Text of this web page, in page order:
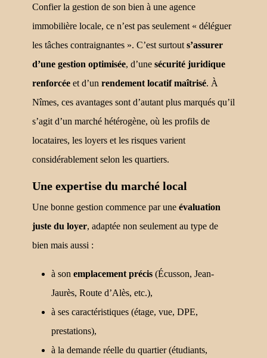
Confier la gestion de son bien à une agence
immobilière locale, ce n’est pas seulement « déléguer
les tâches contraignantes ». C’est surtout s’assurer
d’une gestion optimisée, d’une sécurité juridique
renforcée et d’un rendement locatif maîtrisé. À
Nîmes, ces avantages sont d’autant plus marqués qu’il
s’agit d’un marché hétérogène, où les profils de
locataires, les loyers et les risques varient
considérablement selon les quartiers.
Une expertise du marché local
Une bonne gestion commence par une évaluation
juste du loyer, adaptée non seulement au type de
bien mais aussi :
à son emplacement précis (Écusson, Jean-
Jaurès, Route d’Alès, etc.),
à ses caractéristiques (étage, vue, DPE,
prestations),
à la demande réelle du quartier (étudiants,